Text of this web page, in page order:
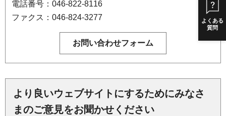
よくある
質問
電話番号：046-822-8116
ファクス：046-824-3277
より良いウェブサイトにするためにみなさ
まのご意見をお聞かせください